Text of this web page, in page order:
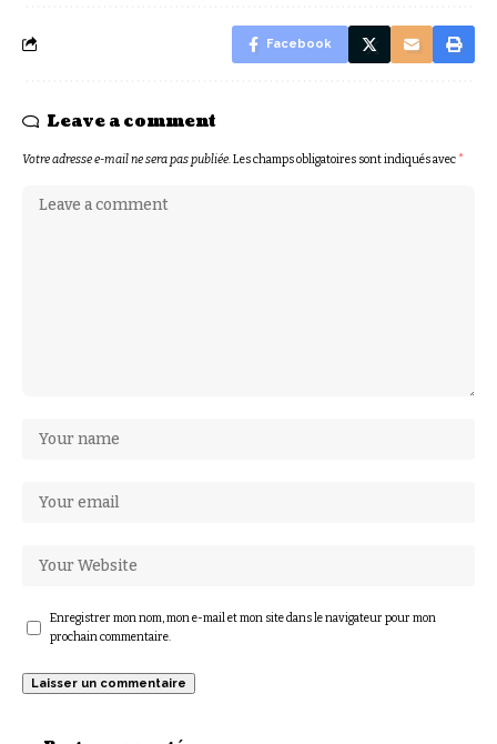
Facebook
Leave a comment
Votre adresse e-mail ne sera pas publiée.Les champs obligatoires sont indiqués avec*
Enregistrer mon nom, mon e-mail et mon site dans le navigateur pour mon
prochain commentaire.